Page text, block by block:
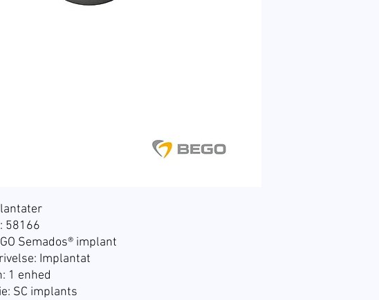
58166
Semados® implant
Implantat
1 enhed
SC implants